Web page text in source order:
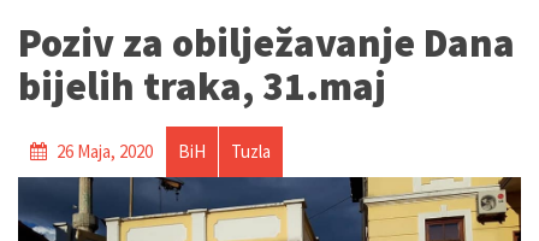
Poziv za obilježavanje Dana
bijelih traka, 31.maj
26 Maja, 2020 BiH Tuzla